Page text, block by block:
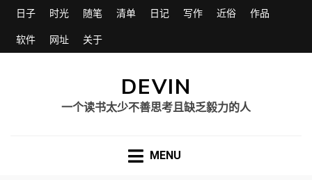
日子 时光 随笔 清单 日记 写作 近俗 作品
软件 网址 关于
DEVIN
一个读书太少不善思考且缺乏毅力的人
MENU